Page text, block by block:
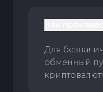
Для
обменный